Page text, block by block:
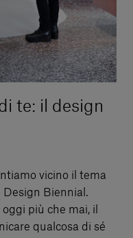
te: il design
vicino il tema
Design Biennial.
più che mai, il
qualcosa di sé